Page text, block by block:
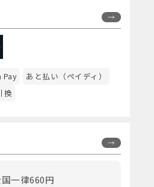
Pay
あと払い（ペイディ）
換
一律660円